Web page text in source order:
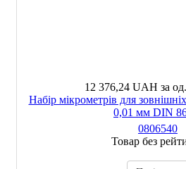
12 376,24 UAH за
Набір мікрометрів для
0,01 мм DIN
0806540
Товар без